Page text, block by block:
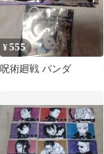
¥555
呪術廻戦 パンダ